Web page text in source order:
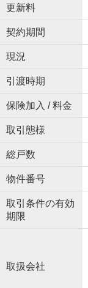
更新料
契約期間
現況
引渡時期
保険加入 / 料金
取引態様
総戸数
物件番号
取引条件の有効
期限
取扱会社